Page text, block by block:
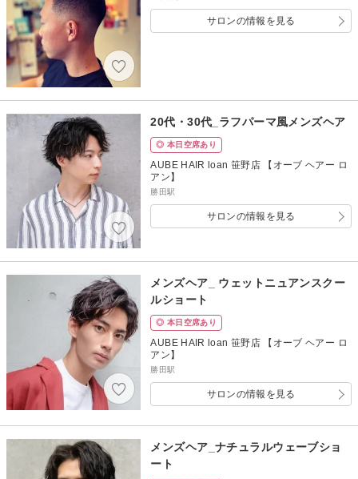
サロンの情報を見る
20代・30代_ラフパーマ風メンズヘア
◎ 本日空席あり
AUBE HAIR loan 笹野店 【オーブ ヘアー ロ
アン】
勝田駅
サロンの情報を見る
メンズヘア_ ウェットニュアンスクー
ルショート
◎ 本日空席あり
AUBE HAIR loan 笹野店 【オーブ ヘアー ロ
アン】
勝田駅
サロンの情報を見る
メンズヘア_ナチュラルウェーブショ
ート